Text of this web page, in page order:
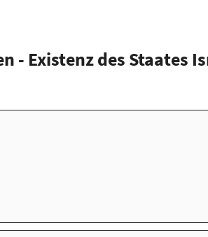
- Existenz des Staates